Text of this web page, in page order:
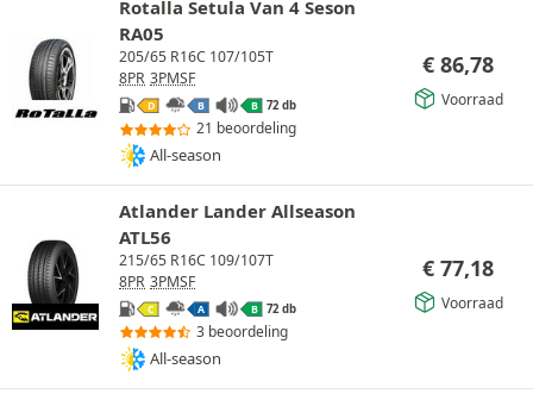
Rotalla Setula Van 4 Seson
RA05
205/65 R16C 107/105T
8PR 3PMSF
D B B 72 db
21 beoordeling
All-season
€ 86,78
Voorraad
Atlander Lander Allseason
ATL56
215/65 R16C 109/107T
8PR 3PMSF
C A B 72 db
3 beoordeling
All-season
€ 77,18
Voorraad